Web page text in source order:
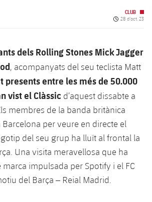
CLUB
Data de
28 d’oct. 23
dels Rolling Stones Mick Jagger
, acompanyats del seu teclista Matt
presents entre les més de 50.000
vist el Clàssic d’aquest dissabte a
membres de la banda britànica
Barcelona per veure en directe el
del seu grup ha lluït al frontal la
Una visita meravellosa que ha
marca impulsada per Spotify i el FC
del Barça – Reial Madrid.